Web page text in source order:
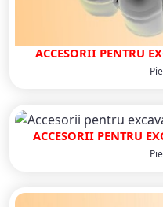
ACCESORII PENTRU
ACCESORII PENTRU